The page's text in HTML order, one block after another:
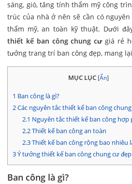
sáng, gió, tăng tính thẩm mỹ công
trúc của nhà ở nên sẽ cần có
thẩm mỹ, an toàn kỹ thuật. Dưới
thiết kế ban công chung cưgiá rẻ
tưởng trang trí ban công đẹp, mang
MỤC LỤC [Ẩn]
1 Ban công là gì?
2Các nguyên tắc thiết kế ban công
2.1 Nguyên tắc thiết kế ban công
2.2Thiết kế ban công an toàn
2.3Thiết kế ban công rộng bao nhiêu
3Ý tưởng thiết kế ban công chung cư
Ban công là gì?